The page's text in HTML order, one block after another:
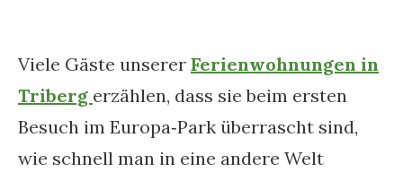
Viele Gäste unserer Ferienwohnungen in
Triberg erzählen, dass sie beim ersten
Besuch im Europa‑Park überrascht sind,
wie schnell man in eine andere Welt